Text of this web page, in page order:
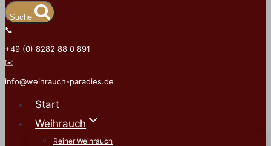
Suche
📞
+49 (0) 8282 88 0 891
✉️
info@weihrauch-paradies.de
Start
Weihrauch
Reiner Weihrauch